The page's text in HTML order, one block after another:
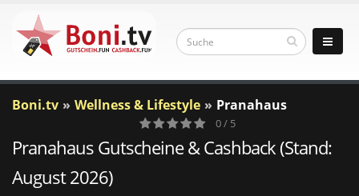
Boni.tv Wellness & Lifestyle Pranahaus
0
Votes
0 / 5
Pranahaus Gutscheine & Cashback (Stand:
August 2026)